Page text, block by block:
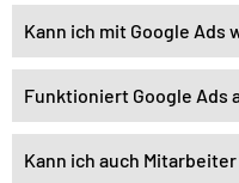
Kann ich mit Google Ads
Funktioniert Google Ads
Kann ich auch